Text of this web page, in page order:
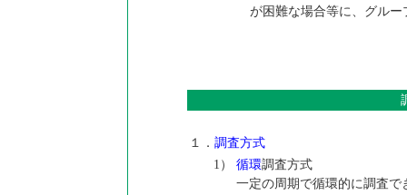
が困難な場合等に、グル
１． 調査方式
1）
循環調査方式
一定の周期で循環的に調査で